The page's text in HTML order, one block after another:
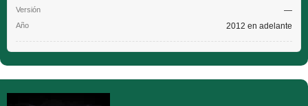
—
2012 en adelante